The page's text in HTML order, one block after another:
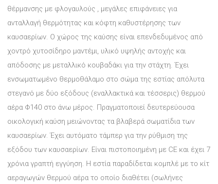
θέρμανσης με φλογαυλούς , μεγάλες επιφάνειες για
ανταλλαγή θερμότητας και κόφτη καθυστέρησης των
καυσαερίων. Ο χώρος της καύσης είναι επενδεδυμένος από
χοντρό χυτοσίδηρο μαντέμι, υλικό υψηλής αντοχής και
απόδοσης με μεταλλικό κουβαδάκι για την στάχτη. Έχει
ενσωματωμένο θερμοθάλαμο στο σώμα της εστίας απόλυτα
στεγανό με δύο εξόδους (εναλλακτικά και τέσσερις) θερμού
αέρα Φ140 στο άνω μέρος. Πραγματοποιεί δευτερεύουσα
οικολογική καύση μειώνοντας τα βλαβερά σωματίδια των
καυσαερίων. Έχει αυτόματο τάμπερ για την ρύθμιση της
εξόδου των καυσαερίων. Είναι πιστοποιημένη με CE και έχει 7
χρόνια γραπτή εγγύηση. Η εστία παραδίδεται κομπλέ με το κίτ
αεραγωγών θερμού αέρα το οποίο διαθέτει (σωλήνες